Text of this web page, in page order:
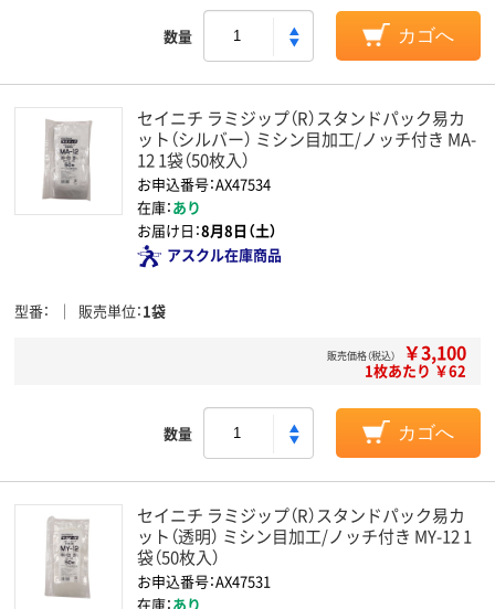
数量 カゴへ
セイニチ ラミジップ（R）スタンドパック易カ
ット（シルバー） ミシン目加工/ノッチ付き MA-
12 1袋（50枚入）
お申込番号：AX47534
在庫：あり
お届け日：8月8日（土）
アスクル在庫商品
型番 販売単位 1袋
販売価格（税込） ￥3,100
1枚あたり ￥62
数量 カゴへ
セイニチ ラミジップ（R）スタンドパック易カ
ット（透明） ミシン目加工/ノッチ付き MY-12 1
袋（50枚入）
お申込番号：AX47531
在庫：あり